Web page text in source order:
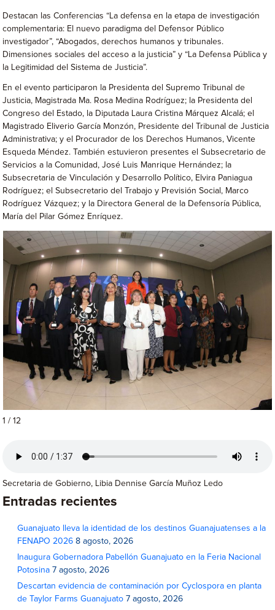
Destacan las Conferencias “La defensa en la etapa de investigación
complementaria: El nuevo paradigma del Defensor Público
investigador”, “Abogados, derechos humanos y tribunales.
Dimensiones sociales del acceso a la justicia” y “La Defensa Pública y
la Legitimidad del Sistema de Justicia”.
En el evento participaron la Presidenta del Supremo Tribunal de
Justicia, Magistrada Ma. Rosa Medina Rodríguez; la Presidenta del
Congreso del Estado, la Diputada Laura Cristina Márquez Alcalá; el
Magistrado Eliverio García Monzón, Presidente del Tribunal de Justicia
Administrativa; y el Procurador de los Derechos Humanos, Vicente
Esqueda Méndez. También estuvieron presentes el Subsecretario de
Servicios a la Comunidad, José Luis Manrique Hernández; la
Subsecretaria de Vinculación y Desarrollo Político, Elvira Paniagua
Rodríguez; el Subsecretario del Trabajo y Previsión Social, Marco
Rodríguez Vázquez; y la Directora General de la Defensoría Pública,
María del Pilar Gómez Enríquez.
1 / 12
Secretaria de Gobierno, Libia Dennise García Muñoz Ledo
Entradas recientes
Guanajuato lleva la identidad de los destinos Guanajuatenses a la
FENAPO 2026 8 agosto, 2026
Inaugura Gobernadora Pabellón Guanajuato en la Feria Nacional
Potosina 7 agosto, 2026
Descartan evidencia de contaminación por Cyclospora en planta
de Taylor Farms Guanajuato 7 agosto, 2026